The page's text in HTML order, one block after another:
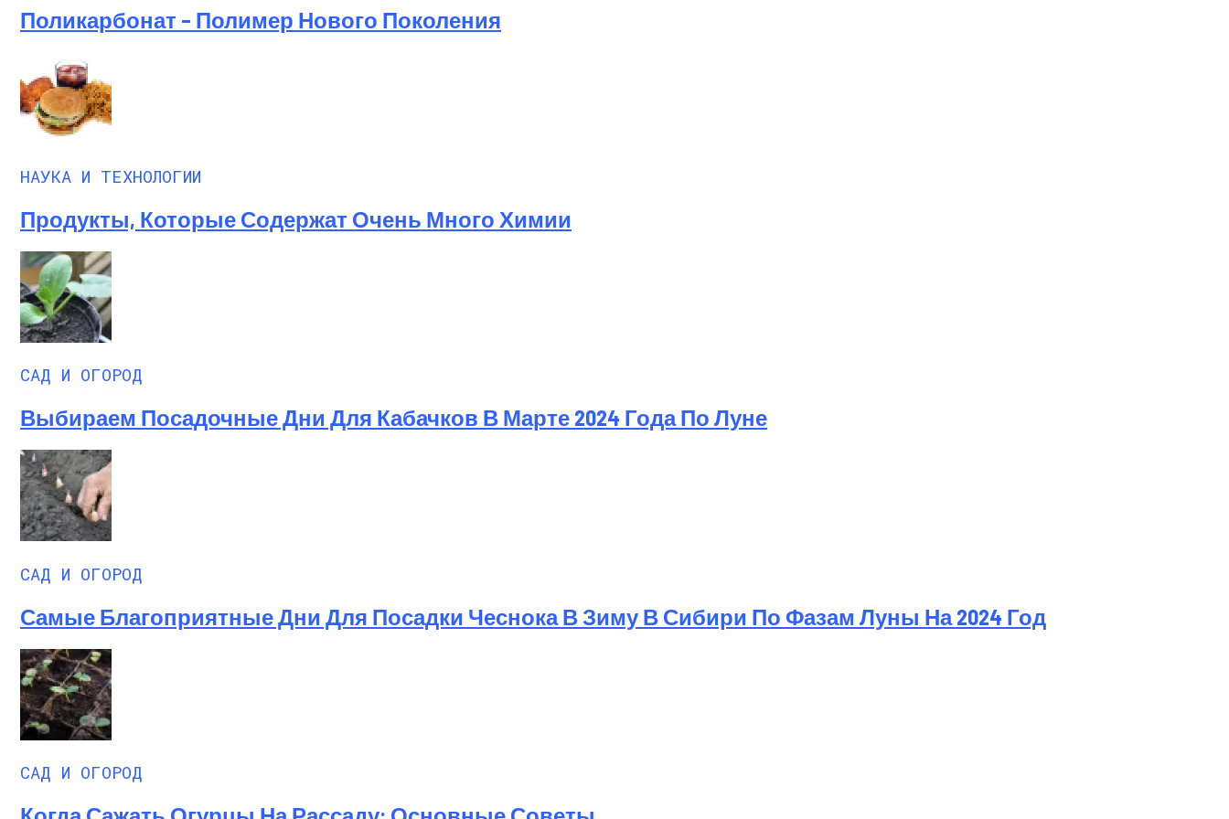
Поликарбонат – Полимер Нового Поколения
НАУКА И ТЕХНОЛОГИИ
Продукты, Которые Содержат Очень Много Химии
САД И ОГОРОД
Выбираем Посадочные Дни Для Кабачков В Марте 2024 Года По Луне
САД И ОГОРОД
Самые Благоприятные Дни Для Посадки Чеснока В Зиму В Сибири По Фазам Луны На 2024 Год
САД И ОГОРОД